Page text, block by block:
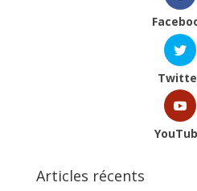
Articles récents